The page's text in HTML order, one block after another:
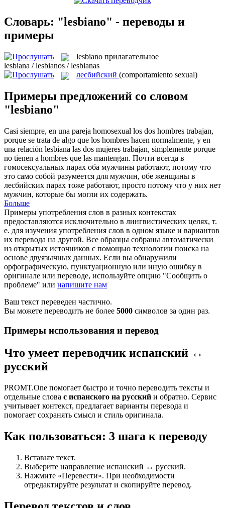
Словарь: "lesbiano" - переводы и
примеры
lesbiano прилагательное
lesbiana / lesbianos / lesbianas
лесбийский (comportamiento sexual)
Примеры предложений со словом
"lesbiano"
Casi siempre, en una pareja homosexual los dos hombres trabajan,
porque se trata de algo que los hombres hacen normalmente, y en
una relación lesbiana las dos mujeres trabajan, simplemente porque
no tienen a hombres que las mantengan. Почти всегда в
гомосексуальных парах оба мужчины работают, потому что
это само собой разумеется для мужчин, обе женщины в
лесбийских парах тоже работают, просто потому что у них нет
мужчин, которые бы могли их содержать.
Больше
Примеры употребления слов в разных контекстах
предоставляются исключительно в лингвистических целях, т.
е. для изучения употребления слов в одном языке и вариантов
их перевода на другой. Все образцы собраны автоматически
из открытых источников с помощью технологии поиска на
основе двуязычных данных. Если вы обнаружили
орфографическую, пунктуационную или иную ошибку в
оригинале или переводе, используйте опцию "Сообщить о
проблеме" или напишите нам
Ваш текст переведен частично.
Вы можете переводить не более 5000 символов за один раз.
Примеры использования и перевод
Что умеет переводчик испанский ↔
русский
PROMT.One помогает быстро и точно переводить тексты и
отдельные слова с испанского на русский и обратно. Сервис
учитывает контекст, предлагает варианты перевода и
помогает сохранять смысл и стиль оригинала.
Как пользоваться: 3 шага к переводу
Вставьте текст.
Выберите направление испанский ↔ русский.
Нажмите «Перевести». При необходимости
отредактируйте результат и скопируйте перевод.